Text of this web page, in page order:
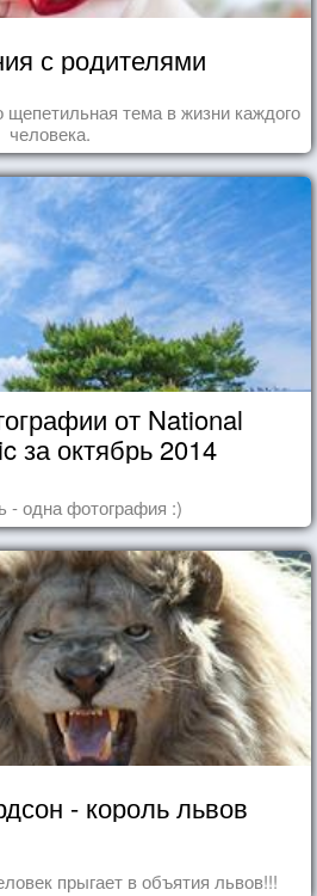
с родителями
тема в жизни каждого
человека.
от National
за октябрь 2014
- одна фотография :)
- король львов
прыгает в объятия львов!!!